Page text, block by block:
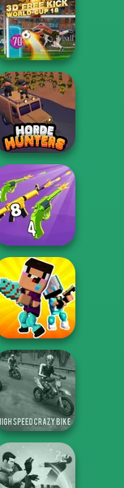
Twilight
Enchantment
Vampire R...
3D Free Kick
World Cup 18
Horde Hunters
Merge 2048 Gun
Rush
Noob vs Pro
Challenge